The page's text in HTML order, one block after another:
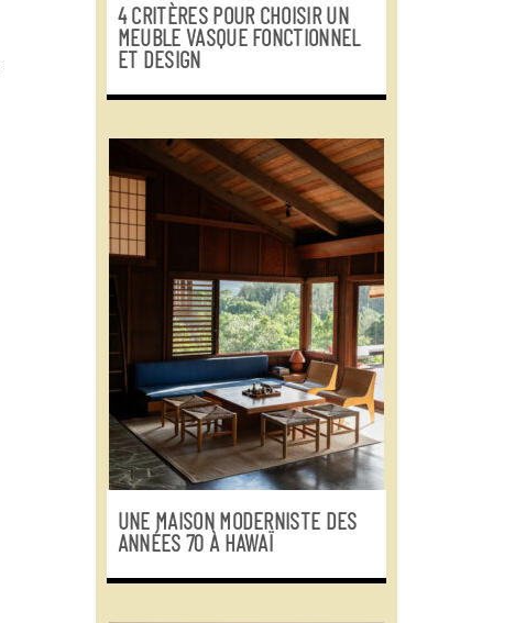
4 CRITÈRES POUR CHOISIR UN
MEUBLE VASQUE FONCTIONNEL
ET DESIGN
UNE MAISON MODERNISTE DES
ANNÉES 70 À HAWAÏ